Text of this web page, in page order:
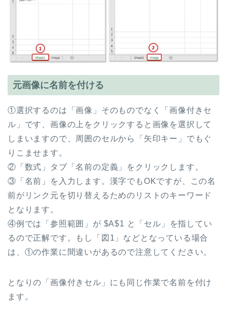
元画像に名前を付ける
①選択するのは「画像」そのものでなく「画像付きセ
ル」です、画像の上をクリックすると画像を選択して
しまいますので、周囲のセルから「矢印キー」でもぐ
りこませます。
②「数式」タブ「名前の定義」をクリックします。
③「名前」を入力します。漢字でもOKですが、この名
前がリンク元を切り替えるためのリストのキーワード
となります。
④例では「参照範囲」が $A$1 と「セル」を指してい
るので正解です。もし「図1」などとなっている場合
は、①の作業に間違いがあるので注意してください。
となりの「画像付きセル」にも同じ作業で名前を付け
ます。